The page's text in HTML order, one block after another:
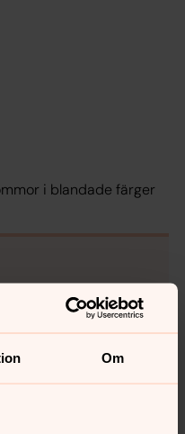
Om
i blandade färger